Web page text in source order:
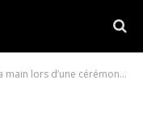
des aisselles’ est apparu comme une recommandation de recherche pour mon nom »